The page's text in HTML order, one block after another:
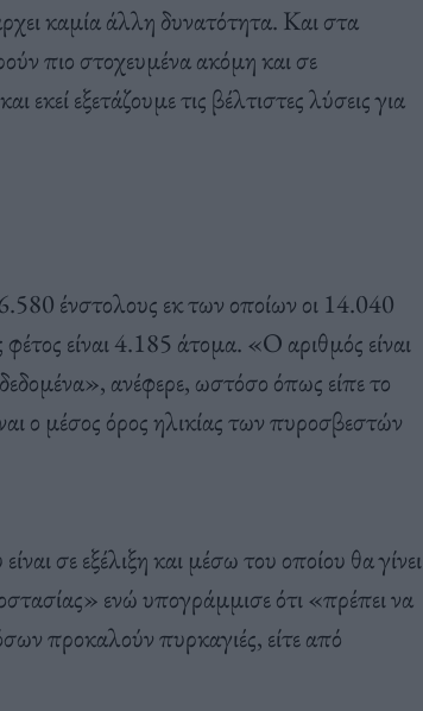
καμία άλλη δυνατότητα. Και στα
πιο στοχευμένα ακόμη και σε
εκεί εξετάζουμε τις βέλτιστες λύσεις για
ένστολους εκ των οποίων οι 14.040
είναι 4.185 άτομα. «Ο αριθμός είναι
ανέφερε, ωστόσο όπως είπε το
ο μέσος όρος ηλικίας των πυροσβεστών
σε εξέλιξη και μέσω του οποίου θα γίνει
ενώ υπογράμμισε ότι «πρέπει να
προκαλούν πυρκαγιές, είτε από